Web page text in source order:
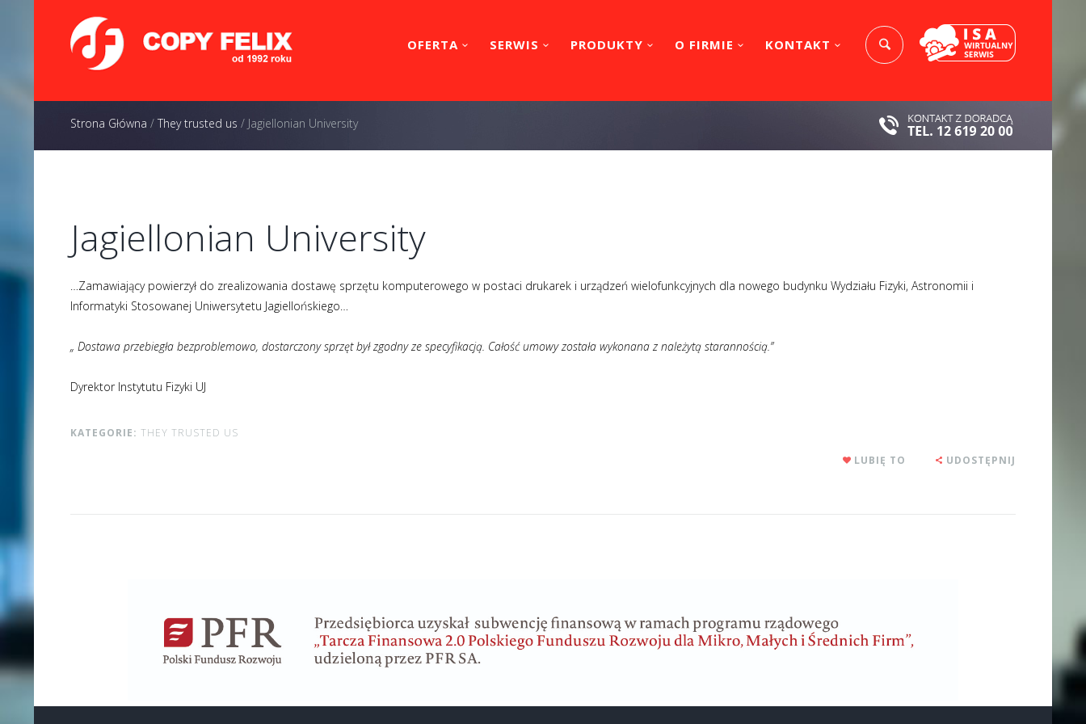
OFERTA SERWIS PRODUKTY O FIRMIE KONTAKT
Strona Główna / They trusted us / Jagiellonian University
Jagiellonian University
…Zamawiający powierzył do zrealizowania dostawę sprzętu komputerowego w postaci drukarek i urządzeń wielofunkcyjnych dla nowego budynku Wydziału Fizyki, Astronomii i
Informatyki Stosowanej Uniwersytetu Jagiellońskiego…
„ Dostawa przebiegła bezproblemowo, dostarczony sprzęt był zgodny ze specyfikacją. Całość umowy została wykonana z należytą starannością.”
Dyrektor Instytutu Fizyki UJ
KATEGORIE: THEY TRUSTED US
LUBIĘ TO
UDOSTĘPNIJ